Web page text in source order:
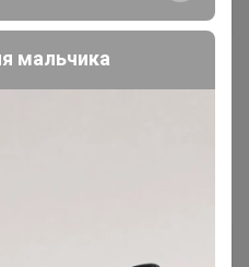
пути
мальчика